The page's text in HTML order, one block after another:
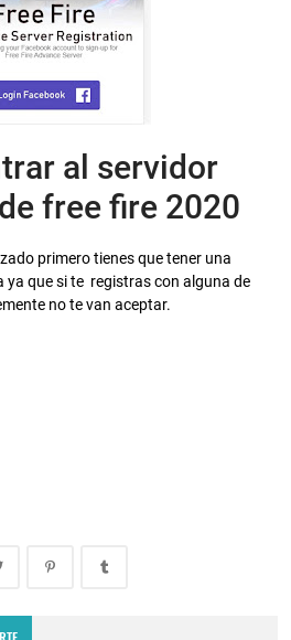
al servidor
free fire 2020
primero tienes que tener una
ya que si te registras con alguna de
no te van aceptar.